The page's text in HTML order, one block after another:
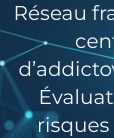
Réseau
risques